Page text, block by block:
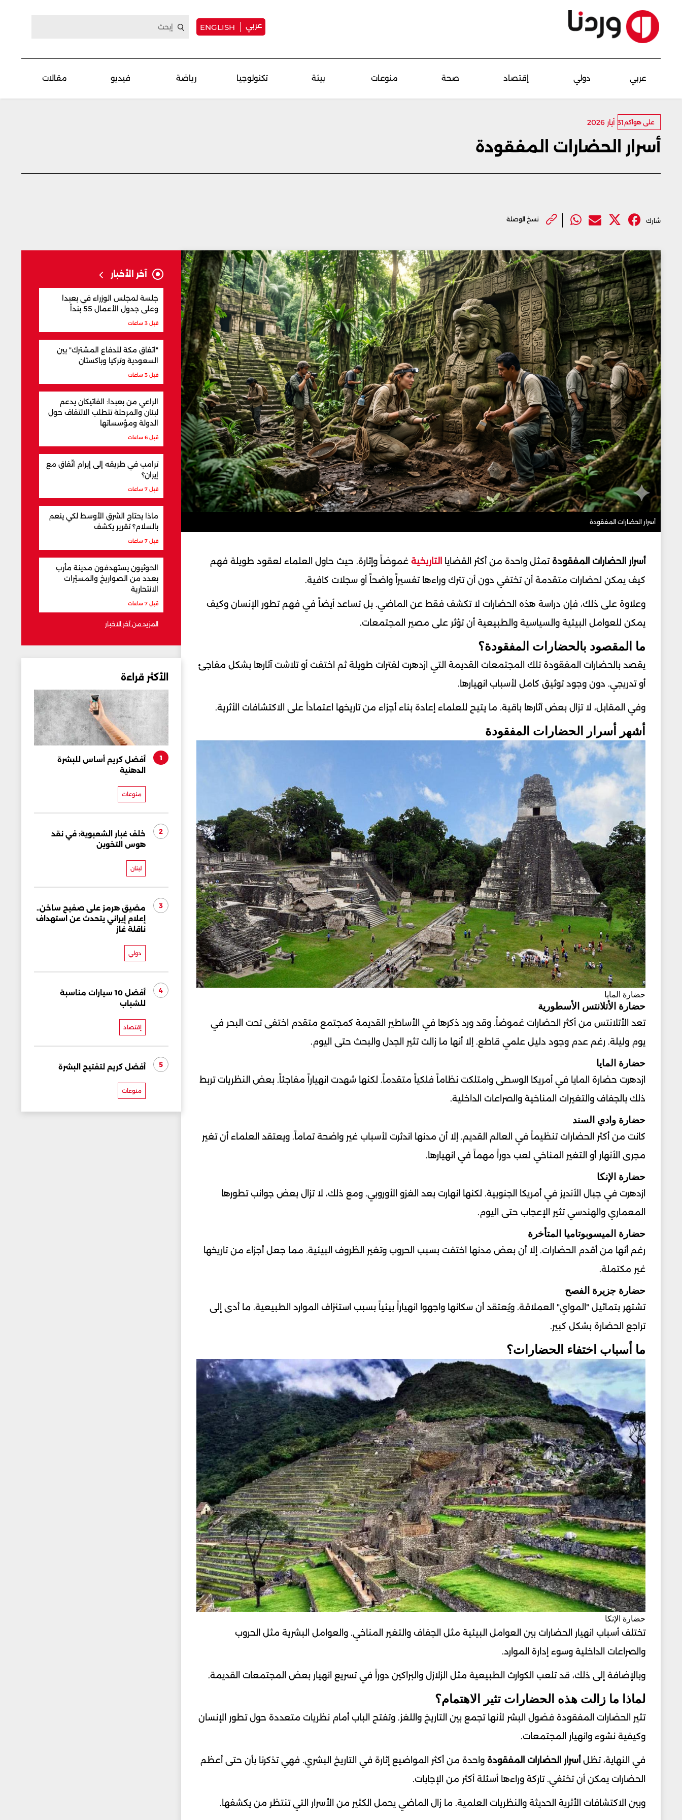
عربي ENGLISH
عربي دولي إقتصاد صحة منوعات بيئة تكنولوجيا رياضة فيديو مقالات
على هواكم31 أيار 2026
أسرار الحضارات المفقودة
شارك نسخ الوصلة
أسرار الحضارات المفقودة
أسرار الحضارات المفقودة تمثل واحدة من أكثر القضايا التاريخية غموضاً وإثارة. حيث حاول العلماء لعقود طويلة فهم
كيف يمكن لحضارات متقدمة أن تختفي دون أن تترك وراءها تفسيراً واضحاً أو سجلات كافية.
وعلاوة على ذلك، فإن دراسة هذه الحضارات لا تكشف فقط عن الماضي. بل تساعد أيضاً في فهم تطور الإنسان وكيف
يمكن للعوامل البيئية والسياسية والطبيعية أن تؤثر على مصير المجتمعات.
ما المقصود بالحضارات المفقودة؟
يقصد بالحضارات المفقودة تلك المجتمعات القديمة التي ازدهرت لفترات طويلة ثم اختفت أو تلاشت آثارها بشكل مفاجئ
أو تدريجي. دون وجود توثيق كامل لأسباب انهيارها.
وفي المقابل، لا تزال بعض آثارها باقية. ما يتيح للعلماء إعادة بناء أجزاء من تاريخها اعتماداً على الاكتشافات الأثرية.
أشهر أسرار الحضارات المفقودة
حضارة المايا
حضارة الأتلانتس الأسطورية
تعد الأتلانتس من أكثر الحضارات غموضاً. وقد ورد ذكرها في الأساطير القديمة كمجتمع متقدم اختفى تحت البحر في
يوم وليلة. رغم عدم وجود دليل علمي قاطع. إلا أنها ما زالت تثير الجدل والبحث حتى اليوم.
حضارة المايا
ازدهرت حضارة المايا في أمريكا الوسطى وامتلكت نظاماً فلكياً متقدماً. لكنها شهدت انهياراً مفاجئاً. بعض النظريات تربط
ذلك بالجفاف والتغيرات المناخية والصراعات الداخلية.
حضارة وادي السند
كانت من أكثر الحضارات تنظيماً في العالم القديم. إلا أن مدنها اندثرت لأسباب غير واضحة تماماً. ويعتقد العلماء أن تغير
مجرى الأنهار أو التغير المناخي لعب دوراً مهماً في انهيارها.
حضارة الإنكا
ازدهرت في جبال الأنديز في أمريكا الجنوبية. لكنها انهارت بعد الغزو الأوروبي. ومع ذلك، لا تزال بعض جوانب تطورها
المعماري والهندسي تثير الإعجاب حتى اليوم.
حضارة الميسوبوتاميا المتأخرة
رغم أنها من أقدم الحضارات. إلا أن بعض مدنها اختفت بسبب الحروب وتغير الظروف البيئية. مما جعل أجزاء من تاريخها
غير مكتملة.
حضارة جزيرة الفصح
تشتهر بتماثيل "المواي" العملاقة. ويُعتقد أن سكانها واجهوا انهياراً بيئياً بسبب استنزاف الموارد الطبيعية. ما أدى إلى
تراجع الحضارة بشكل كبير.
ما أسباب اختفاء الحضارات؟
حضارة الإنكا
تختلف أسباب انهيار الحضارات بين العوامل البيئية مثل الجفاف والتغير المناخي. والعوامل البشرية مثل الحروب
والصراعات الداخلية وسوء إدارة الموارد.
وبالإضافة إلى ذلك، قد تلعب الكوارث الطبيعية مثل الزلازل والبراكين دوراً في تسريع انهيار بعض المجتمعات القديمة.
لماذا ما زالت هذه الحضارات تثير الاهتمام؟
تثير الحضارات المفقودة فضول البشر لأنها تجمع بين التاريخ واللغز. وتفتح الباب أمام نظريات متعددة حول تطور الإنسان
وكيفية نشوء وانهيار المجتمعات.
في النهاية، تظلأسرار الحضارات المفقودة واحدة من أكثر المواضيع إثارة في التاريخ البشري. فهي تذكرنا بأن حتى أعظم
الحضارات يمكن أن تختفي. تاركة وراءها أسئلة أكثر من الإجابات.
وبين الاكتشافات الأثرية الحديثة والنظريات العلمية. ما زال الماضي يحمل الكثير من الأسرار التي تنتظر من يكشفها.
آخر الأخبار
جلسة لمجلس الوزراء في بعبدا
وعلى جدول الأعمال 55 بنداً
قبل 3 ساعات
"اتفاق مكة للدفاع المشترك" بين
السعودية وتركيا وباكستان
قبل 3 ساعات
الراعي من بعبدا: الفاتيكان يدعم
لبنان والمرحلة تتطلب الالتفاف حول
الدولة ومؤسساتها
قبل 6 ساعات
ترامب في طريقه إلى إبرام اتّفاق مع
إيران؟
قبل 7 ساعات
ماذا يحتاج الشرق الأوسط لكي ينعم
بالسلام؟ تقرير يكشف
قبل 7 ساعات
الحوثيون يستهدفون مدينة مأرب
بعدد من الصواريخ والمسيّرات
الانتحارية
قبل 7 ساعات
المزيد من آخر الاخبار
الأكثر قراءة
1
أفضل كريم أساس للبشرة
الدهنية
منوعات
2
خلف غبار الشعبوية: في نقد
هوس التخوين
لبنان
3
مضيق هرمز على صفيح ساخن..
إعلام إيراني يتحدث عن استهداف
ناقلة غاز
دولي
4
أفضل 10 سيارات مناسبة
للشباب
إقتصاد
5 أفضل كريم لتفتيح البشرة
منوعات